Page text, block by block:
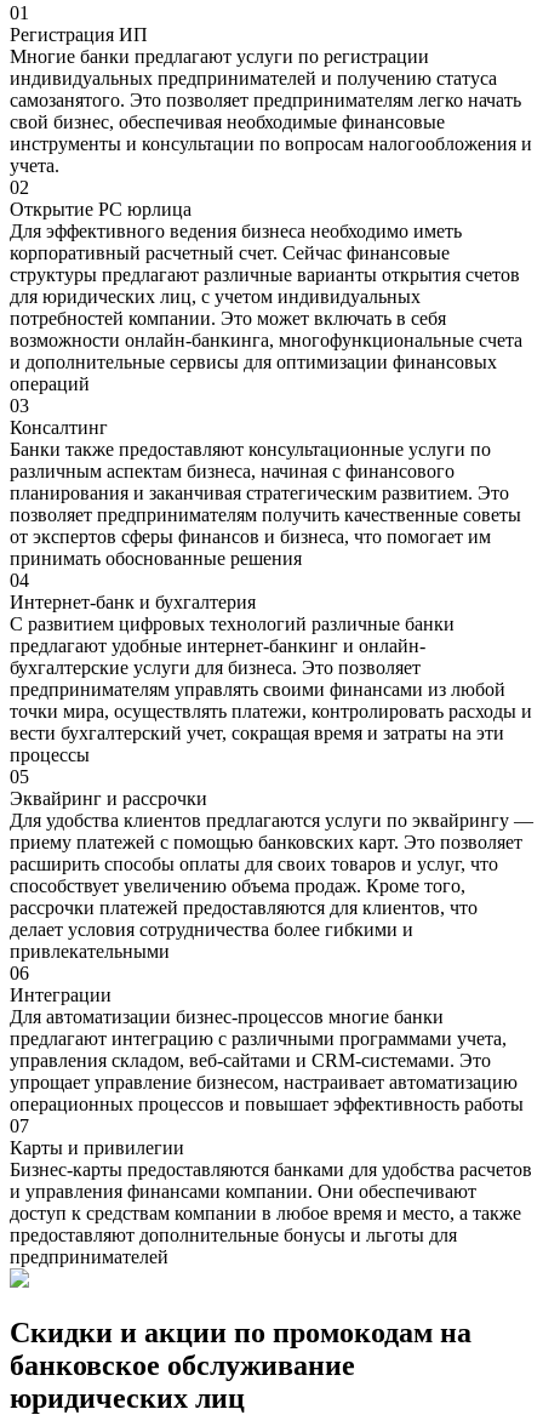
01
Регистрация ИП
Многие банки предлагают услуги по регистрации
индивидуальных предпринимателей и получению статуса
самозанятого. Это позволяет предпринимателям легко начать
свой бизнес, обеспечивая необходимые финансовые
инструменты и консультации по вопросам налогообложения и
учета.
02
Открытие РС юрлица
Для эффективного ведения бизнеса необходимо иметь
корпоративный расчетный счет. Сейчас финансовые
структуры предлагают различные варианты открытия счетов
для юридических лиц, с учетом индивидуальных
потребностей компании. Это может включать в себя
возможности онлайн-банкинга, многофункциональные счета
и дополнительные сервисы для оптимизации финансовых
операций
03
Консалтинг
Банки также предоставляют консультационные услуги по
различным аспектам бизнеса, начиная с финансового
планирования и заканчивая стратегическим развитием. Это
позволяет предпринимателям получить качественные советы
от экспертов сферы финансов и бизнеса, что помогает им
принимать обоснованные решения
04
Интернет-банк и бухгалтерия
С развитием цифровых технологий различные банки
предлагают удобные интернет-банкинг и онлайн-
бухгалтерские услуги для бизнеса. Это позволяет
предпринимателям управлять своими финансами из любой
точки мира, осуществлять платежи, контролировать расходы и
вести бухгалтерский учет, сокращая время и затраты на эти
процессы
05
Эквайринг и рассрочки
Для удобства клиентов предлагаются услуги по эквайрингу —
приему платежей с помощью банковских карт. Это позволяет
расширить способы оплаты для своих товаров и услуг, что
способствует увеличению объема продаж. Кроме того,
рассрочки платежей предоставляются для клиентов, что
делает условия сотрудничества более гибкими и
привлекательными
06
Интеграции
Для автоматизации бизнес-процессов многие банки
предлагают интеграцию с различными программами учета,
управления складом, веб-сайтами и CRM-системами. Это
упрощает управление бизнесом, настраивает автоматизацию
операционных процессов и повышает эффективность работы
07
Карты и привилегии
Бизнес-карты предоставляются банками для удобства расчетов
и управления финансами компании. Они обеспечивают
доступ к средствам компании в любое время и место, а также
предоставляют дополнительные бонусы и льготы для
предпринимателей
Скидки и акции по промокодам на
банковское обслуживание
юридических лиц